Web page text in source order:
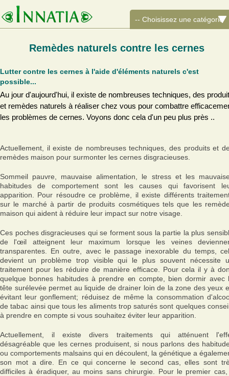
Remèdes naturels contre les cernes
Lutter contre les cernes à l'aide d'éléments naturels c'est
possible...
Au jour d'aujourd'hui, il existe de nombreuses techniques, des
et remèdes naturels à réaliser chez vous pour combattre
les problèmes de cernes. Voyons donc cela d'un peu plus près ..
Actuellement, il existe de nombreuses techniques, des produits et
remèdes maison pour surmonter les cernes disgracieuses.
Sommeil pauvre, mauvaise alimentation, le stress et les
habitudes de comportement sont les causes qui favorisent
apparition. Pour résoudre ce problème, il existe différents
sur le marché à partir de produits cosmétiques tels que les
maison qui aident à réduire leur impact sur notre visage.
Ces poches disgracieuses qui se forment sous la partie la plus
de l'œil atteignent leur maximum lorsque les veines
transparentes. En outre, avec le passage inexorable du temps,
devient un problème trop visible qui le plus souvent nécessite
traitement pour les réduire de manière efficace. Pour cela il y à
quelque bonnes habitudes à prendre en compte, bien dormir avec
tête surélevée permet au liquide de drainer loin de la zone des yeux
évitant leur gonflement; réduisez de même la consommation
de tabac ainsi que tous les aliments trop saturés sont quelques
à prendre en compte si vous souhaitez éviter leur apparition.
Actuellement, il existe divers traitements qui atténuent
désagréable que les cernes produisent, si nous parlons des
ou comportements malsains qui en découlent, la génétique a
son mot a dire. En ce qui concerne le second cas, elles sont
difficiles à éradiquer, au moins sans chirurgie. Pour le premier